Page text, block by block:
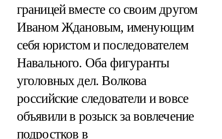
границей вместе со своим другом
Иваном Ждановым, именующим
себя юристом и последователем
Навального. Оба фигуранты
уголовных дел. Волкова
российские следователи и вовсе
объявили в розыск за вовлечение
подростков в